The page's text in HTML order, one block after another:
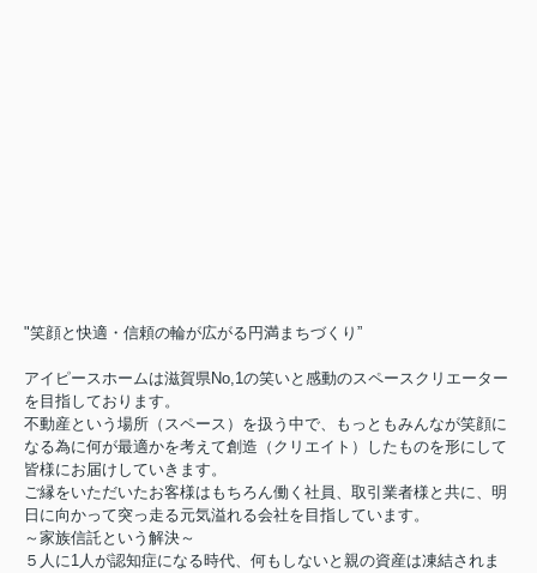
"笑顔と快適・信頼の輪が広がる円満まちづくり”
アイピースホームは滋賀県No,1の笑いと感動のスペースクリエーター
を目指しております。
不動産という場所（スペース）を扱う中で、もっともみんなが笑顔に
なる為に何が最適かを考えて創造（クリエイト）したものを形にして
皆様にお届けしていきます。
ご縁をいただいたお客様はもちろん働く社員、取引業者様と共に、明
日に向かって突っ走る元気溢れる会社を目指しています。
～家族信託という解決～
５人に1人が認知症になる時代、何もしないと親の資産は凍結されま